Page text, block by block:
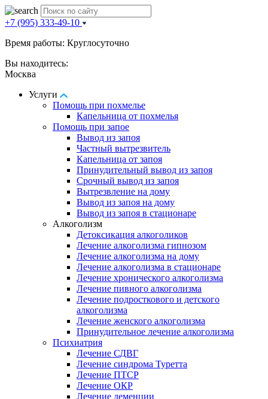
+7 (995) 333-49-10
Время работы: Круглосуточно
Вы находитесь:
Москва
Услуги
Помощь при похмелье
Капельница от похмелья
Помощь при запое
Вывод из запоя
Частный вытрезвитель
Капельница от запоя
Принудительный вывод из запоя
Срочный вывод из запоя
Вытрезвление на дому
Вывод из запоя на дому
Вывод из запоя в стационаре
Алкоголизм
Детоксикация алкоголиков
Лечение алкоголизма гипнозом
Лечение алкоголизма на дому
Лечение алкоголизма в стационаре
Лечение хронического алкоголизма
Лечение пивного алкоголизма
Лечение подросткового и детского
алкоголизма
Лечение женского алкоголизма
Принудительное лечение алкоголизма
Психиатрия
Лечение СДВГ
Лечение синдрома Туретта
Лечение ПТСР
Лечение ОКР
Лечение деменции